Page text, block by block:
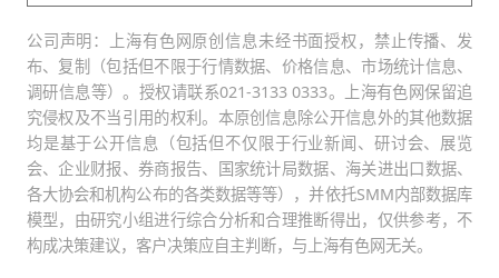
公司声明：上海有色网原创信息未经书面授权，禁止传播、发
布、复制（包括但不限于行情数据、价格信息、市场统计信息、
调研信息等）。授权请联系021-3133 0333。上海有色网保留追
究侵权及不当引用的权利。本原创信息除公开信息外的其他数据
均是基于公开信息（包括但不仅限于行业新闻、研讨会、展览
会、企业财报、券商报告、国家统计局数据、海关进出口数据、
各大协会和机构公布的各类数据等等），并依托SMM内部数据库
模型，由研究小组进行综合分析和合理推断得出，仅供参考，不
构成决策建议，客户决策应自主判断，与上海有色网无关。